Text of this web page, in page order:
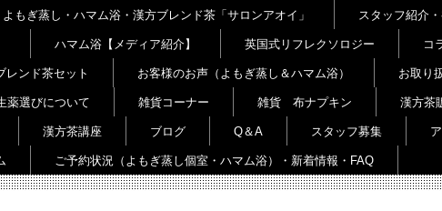
もぎ蒸し・ハマム浴・漢方ブレンド茶「サロンアオイ」 スタッフ紹介
ハマム浴【メディア紹介】 英国式リフレクソロジー コ
ンド茶セット お客様のお声（よもぎ蒸し＆ハマム浴） お取り
薬選びについて 雑貨コーナー 雑貨 布ナプキン 漢方茶
漢方茶講座 ブログ Q＆A スタッフ募集
ご予約状況（よもぎ蒸し個室・ハマム浴）・新着情報・FAQ